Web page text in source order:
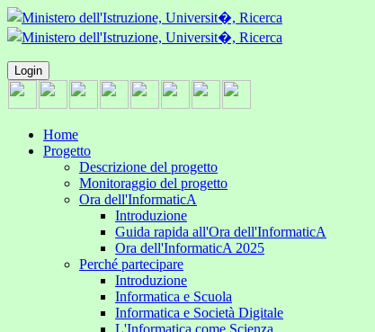
Login
Home
Progetto
Descrizione del progetto
Monitoraggio del progetto
Ora dell'InformaticA
Introduzione
Guida rapida all'Ora dell'InformaticA
Ora dell'InformaticA 2025
Perché partecipare
Introduzione
Informatica e Scuola
Informatica e Società Digitale
L'Informatica come Scienza